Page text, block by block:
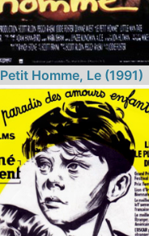
Petit Homme, Le (1991)